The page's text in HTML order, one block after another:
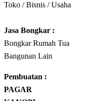
Toko / Bisnis / Usaha
Jasa Bongkar :
Bongkar Rumah Tua
Bangunan Lain
Pembuatan :
PAGAR